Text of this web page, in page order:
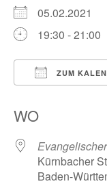
05.02.2021
19:30 - 21:00
ZUM
WO
Kürnbacher
Baden-